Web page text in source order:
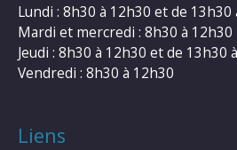
Lundi : 8h30 à 12h30 et de 13h30
Mardi et mercredi : 8h30 à 12h30
Jeudi : 8h30 à 12h30 et de 13h30
Vendredi : 8h30 à 12h30
Liens